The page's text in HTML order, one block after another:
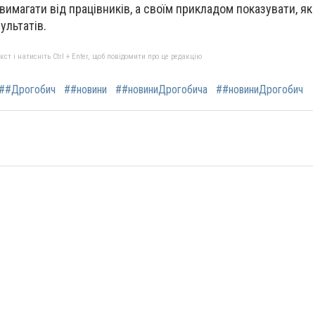
від працівників, а своїм прикладом показувати, як
і натисніть Ctrl + Enter, щоб повідомити про це редакцію
##Дрогобич ##новини ##новиниДрогобича ##новиниДрогобич